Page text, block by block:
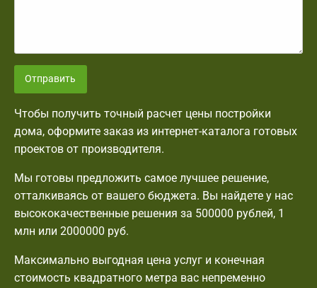
Отправить
Чтобы получить точный расчет цены постройки
дома, оформите заказ из интернет-каталога готовых
проектов от производителя.
Мы готовы предложить самое лучшее решение,
отталкиваясь от вашего бюджета. Вы найдете у нас
высококачественные решения за 500000 рублей, 1
млн или 2000000 руб.
Максимально выгодная цена услуг и конечная
стоимость квадратного метра вас непременно